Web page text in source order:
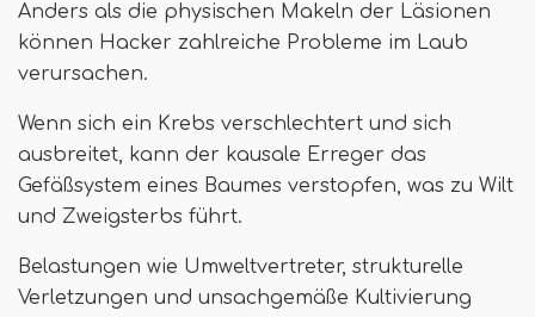
Anders als die physischen Makeln der Läsionen
können Hacker zahlreiche Probleme im Laub
verursachen.
Wenn sich ein Krebs verschlechtert und sich
ausbreitet, kann der kausale Erreger das
Gefäßsystem eines Baumes verstopfen, was zu Wilt
und Zweigsterbs führt.
Belastungen wie Umweltvertreter, strukturelle
Verletzungen und unsachgemäße Kultivierung